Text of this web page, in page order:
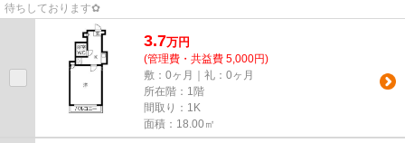
待ちしております✿
3.7万円
(管理費・共益費 5,000円)
敷：0ヶ月｜礼：0ヶ月
所在階：1階
間取り：1K
面積：18.00㎡